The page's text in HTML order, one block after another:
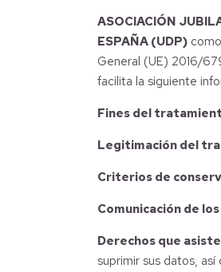
ASOCIACIÓN
ESPAÑA (UDP) como
General (UE) 2016/
facilita la siguiente
Fines del
Legitimación del
Criterios de
Comunicación de
Derechos que
suprimir sus datos,